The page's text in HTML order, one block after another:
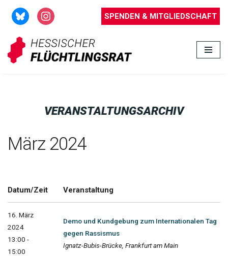
Zum
Inhalt
springen
SPENDEN & MITGLIEDSCHAFT
VERANSTALTUNGSARCHIV
März 2024
Datum/Zeit Veranstaltung
16. März
2024
13:00 -
15:00
Demo und Kundgebung zum Internationalen Tag
gegen Rassismus
Ignatz-Bubis-Brücke, Frankfurt am Main